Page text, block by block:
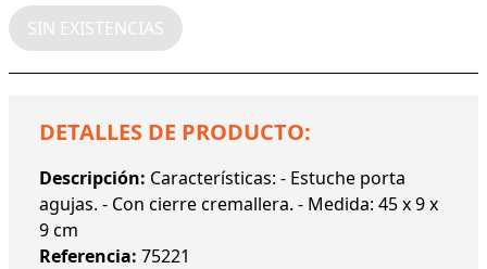
SIN EXISTENCIAS
DETALLES DE PRODUCTO:
Descripción: Características: - Estuche porta
agujas. - Con cierre cremallera. - Medida: 45 x 9 x
9 cm
Referencia: 75221